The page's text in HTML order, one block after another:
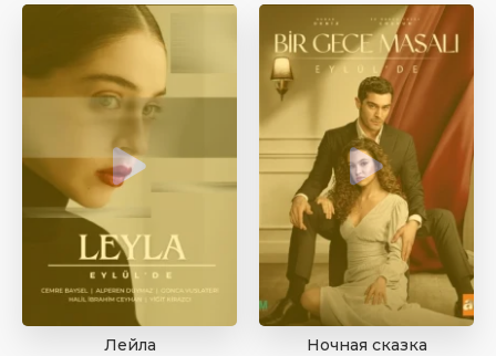
Лейла Ночная сказка